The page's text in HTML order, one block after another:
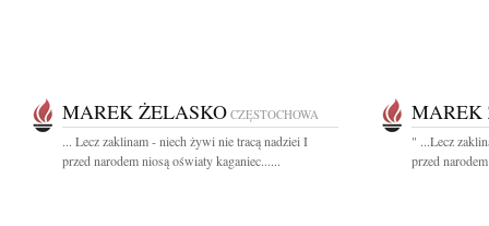
MAREK ŻELASKO CZĘSTOCHOWA
... Lecz zaklinam - niech żywi nie tracą nadziei I
przed narodem niosą oświaty kaganiec......
MAREK
" ...Lecz
przed